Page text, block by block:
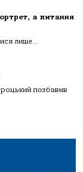
а питання
лише...
позбавив